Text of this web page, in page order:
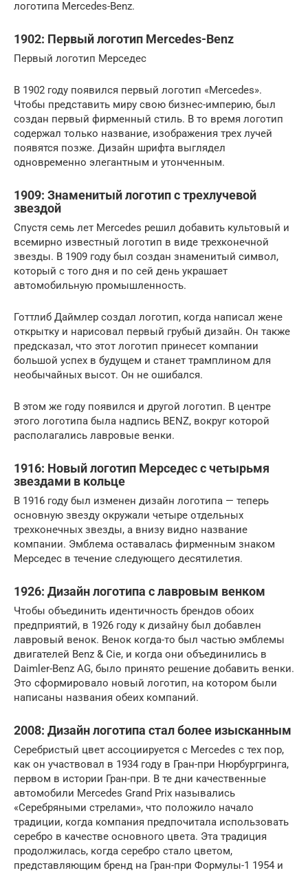
логотипа Mercedes-Benz.
1902: Первый логотип Mercedes-Benz
Первый логотип Мерседес
В 1902 году появился первый логотип «Mercedes».
Чтобы представить миру свою бизнес-империю, был
создан первый фирменный стиль. В то время логотип
содержал только название, изображения трех лучей
появятся позже. Дизайн шрифта выглядел
одновременно элегантным и утонченным.
1909: Знаменитый логотип с трехлучевой
звездой
Спустя семь лет Mercedes решил добавить культовый и
всемирно известный логотип в виде трехконечной
звезды. В 1909 году был создан знаменитый символ,
который с того дня и по сей день украшает
автомобильную промышленность.
Готтлиб Даймлер создал логотип, когда написал жене
открытку и нарисовал первый грубый дизайн. Он также
предсказал, что этот логотип принесет компании
большой успех в будущем и станет трамплином для
необычайных высот. Он не ошибался.
В этом же году появился и другой логотип. В центре
этого логотипа была надпись BENZ, вокруг которой
располагались лавровые венки.
1916: Новый логотип Мерседес с четырьмя
звездами в кольце
В 1916 году был изменен дизайн логотипа — теперь
основную звезду окружали четыре отдельных
трехконечных звезды, а внизу видно название
компании. Эмблема оставалась фирменным знаком
Мерседес в течение следующего десятилетия.
1926: Дизайн логотипа с лавровым венком
Чтобы объединить идентичность брендов обоих
предприятий, в 1926 году к дизайну был добавлен
лавровый венок. Венок когда-то был частью эмблемы
двигателей Benz & Cie, и когда они объединились в
Daimler-Benz AG, было принято решение добавить венки.
Это сформировало новый логотип, на котором были
написаны названия обеих компаний.
2008: Дизайн логотипа стал более изысканным
Серебристый цвет ассоциируется с Mercedes с тех пор,
как он участвовал в 1934 году в Гран-при Нюрбургринга,
первом в истории Гран-при. В те дни качественные
автомобили Mercedes Grand Prix назывались
«Серебряными стрелами», что положило начало
традиции, когда компания предпочитала использовать
серебро в качестве основного цвета. Эта традиция
продолжилась, когда серебро стало цветом,
представляющим бренд на Гран-при Формулы-1 1954 и